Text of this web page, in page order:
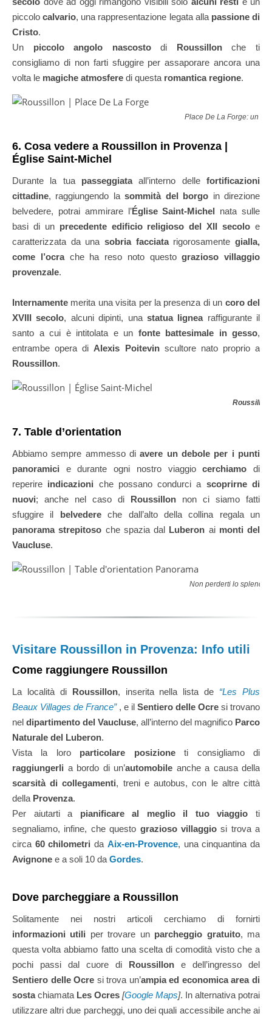
piccolocalvario, una rappresentazione legata alla passione di
Cristo.
Un piccolo angolo nascostodi Roussillonche ti
consigliamo di non farti sfuggire per assaporare ancora una
volta le magiche atmosfere di questa romantica regione.
Place De La Forge: un
6. Cosa vedere a Roussillon in Provenza |
Église Saint-Michel
Durante la tua passeggiataall’interno delle fortificazioni
cittadine, raggiungendo lasommità del borgo in direzione
belvedere, potrai ammirare l’Église Saint-Michel nata sulle
basi di un precedente edificio religioso del XII secolo e
caratterizzata da una sobria facciatarigorosamentegialla,
come l’ocrache ha reso noto questograzioso villaggio
provenzale.
Internamente merita una visita per la presenza di un coro del
XVIII secolo, alcuni dipinti, una statua lignearaffigurante il
santo a cui è intitolata e un fonte battesimale in gesso,
entrambe opera di Alexis Poitevinscultore nato proprio a
Roussillon.
Roussillon
7. Table d’orientation
Abbiamo sempre ammesso diavere un debole per i punti
panoramici e durante ogni nostro viaggiocerchiamo di
reperire indicazioni che possano condurci a scoprirne di
nuovi; anche nel caso di Roussillon non ci siamo fatti
sfuggire il belvedereche dall’alto della collina regala un
panorama strepitoso che spazia dal Luberon ai monti del
Vaucluse.
Non perderti lo
Visitare Roussillon in Provenza: Info utili
Come raggiungere Roussillon
La località di Roussillon, inserita nella lista de “Les Plus
Beaux Villages de France”, e il Sentiero delle Ocre si trovano
nel dipartimento del Vaucluse, all’interno del magnifico Parco
Naturale del Luberon.
Vista la loro particolare posizioneti consigliamo di
raggiungerli a bordo di un’automobile anche a causa della
scarsità di collegamenti, treni e autobus, con le altre città
della Provenza.
Per aiutarti a pianificare al meglio il tuo viaggio ti
segnaliamo, infine, che questo grazioso villaggiosi trova a
circa 60 chilometri da Aix-en-Provence, una cinquantina da
Avignone e a soli 10 da Gordes.
Dove parcheggiare a Roussillon
Solitamente nei nostri articoli cerchiamo di fornirti
informazioni utili per trovare un parcheggio gratuito, ma
questa volta abbiamo fatto una scelta di comodità visto che a
pochi passi dal cuore di Roussillon e dell’ingresso del
Sentiero delle Ocre si trova un’ampia ed economica area di
sostachiamata Les Ocres [Google Maps]. In alternativa potrai
utilizzare altri due parcheggi, uno dei quali accessibile anche ai